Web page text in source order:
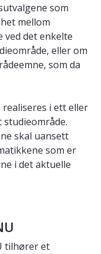
som
mellom
ved det enkelte
eller om
som da
i ett eller
skal uansett
som er
i det aktuelle
tilhører et